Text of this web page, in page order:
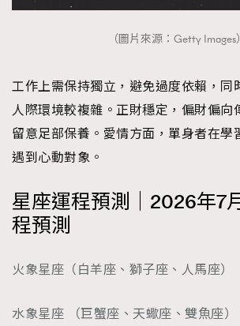
（圖片來源：Getty Images）
工作上需保持獨立，避免過度依賴，同
人際環境較複雜。正財穩定，偏財偏向
留意足部保養。愛情方面，單身者在學
遇到心動對象。
星座運程預測｜2026年7
程預測
火象星座（白羊座、獅子座、人馬座）
水象星座 （巨蟹座、天蠍座、雙魚座）